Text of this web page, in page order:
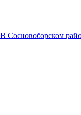
В Сосновоборском